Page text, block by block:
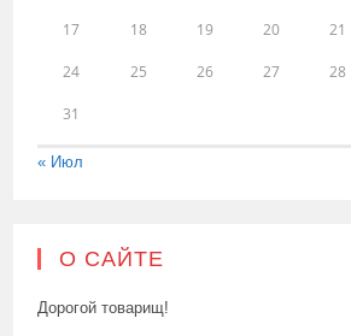
17 18 19 20 21
24 25 26 27 28
31
« Июл
О САЙТЕ
Дорогой товарищ!